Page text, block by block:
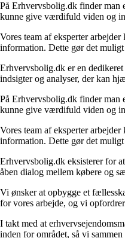
På Erhvervsbolig.dk finder man
kunne give værdifuld viden og
Vores team af eksperter
information. Dette gør det
Erhvervsbolig.dk er en
indsigter og analyser, der kan
På Erhvervsbolig.dk finder man
kunne give værdifuld viden og
Vores team af eksperter
information. Dette gør det
Erhvervsbolig.dk eksisterer for
åben dialog mellem købere og
Vi ønsker at opbygge et
for vores arbejde, og vi
I takt med at
inden for området, så vi